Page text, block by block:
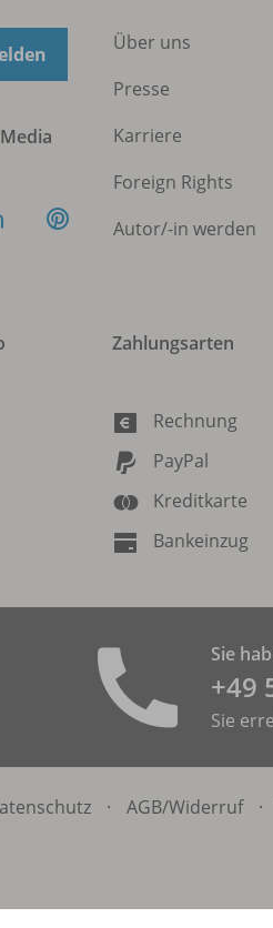
Über uns
Presse
Karriere
Foreign Rights
Autor/-in werden
Zahlungsarten
Rechnung
PayPal
Kreditkarte
Bankeinzug
Sie
+49
Sie
· AGB/Widerruf ·